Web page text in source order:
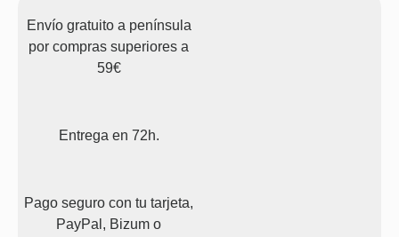
Envío gratuito a península
por compras superiores a
59€
Entrega en 72h.
Pago seguro con tu tarjeta,
PayPal, Bizum o